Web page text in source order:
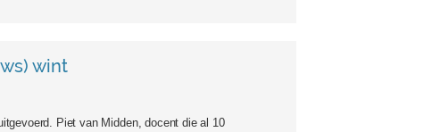
wint
Piet van Midden, docent die al 10